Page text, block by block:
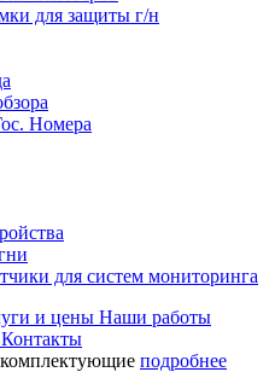
для защиты г/н
Номера
для систем мониторинга
и цены Наши работы
Контакты
комплектующие подробнее